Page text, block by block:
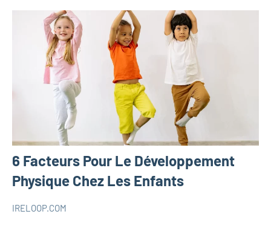
6 Facteurs Pour Le Développement
Physique Chez Les Enfants
IRELOOP.COM